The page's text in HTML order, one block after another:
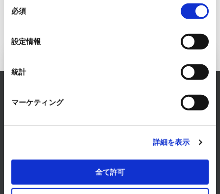
必須
設定情報
統計
マーケティング
詳細を表示
全て許可
Inquiry to FA Systems Business
RYODEN solves any concerns about FA Systems.
Please feel free to consult with us.
CONTACT